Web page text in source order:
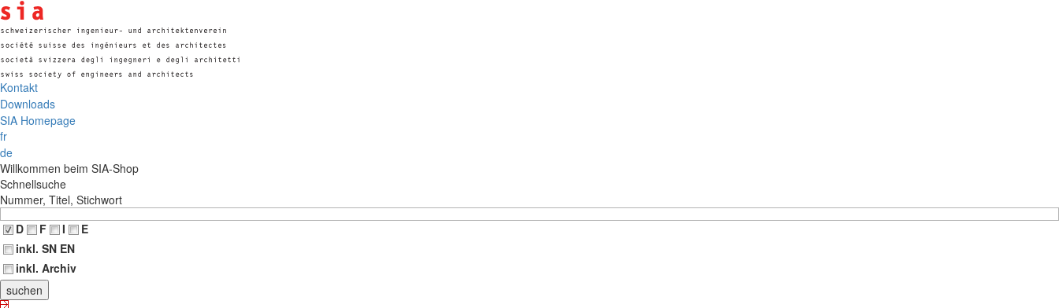
Kontakt
Downloads
SIA Homepage
fr
de
Willkommen beim SIA-Shop
Schnellsuche
Nummer, Titel, Stichwort
D
F I
E
inkl. SN EN
inkl. Archiv